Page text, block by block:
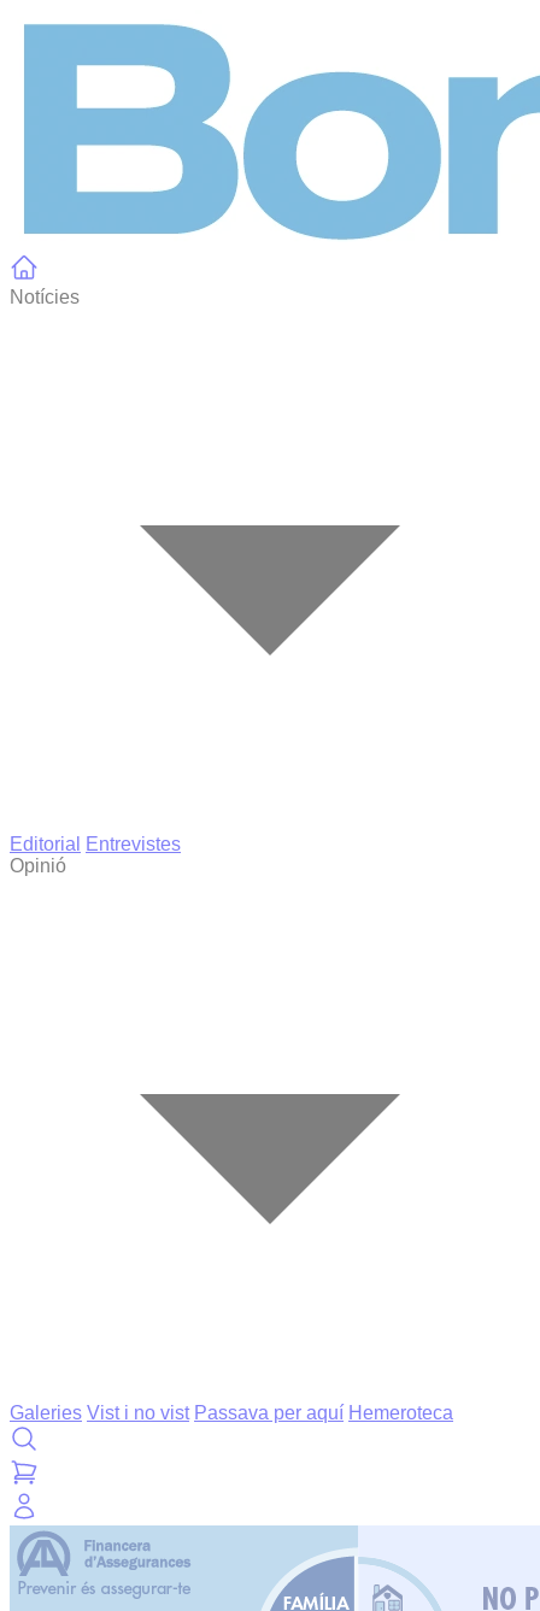
Notícies
Editorial
Entrevistes
Opinió
Galeries Vist i no vist Passava per aquí Hemeroteca